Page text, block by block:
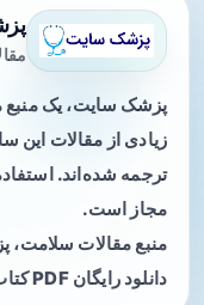
پزشک سایت، یک
زیادی از مقالات
ترجمه شده‌اند.
مجاز است.
منبع مقالات سلامت،
دانلود رایگان PDF کتاب‌های پزشکی.